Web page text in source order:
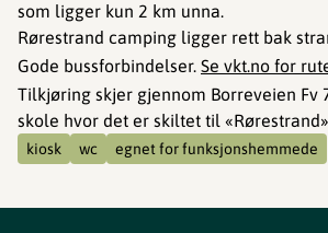
som ligger kun 2 km unna.
Rørestrand camping ligger rett bak
Gode bussforbindelser. Se vkt.no for
Tilkjøring skjer gjennom Borreveien Fv
skole hvor det er skiltet til
kiosk wc egnet for funksjonshemmede